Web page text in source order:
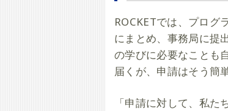
ROCKETでは、プログ
にまとめ、事務局に提
の学びに必要なことも
届くが、申請はそう簡
「申請に対して、私